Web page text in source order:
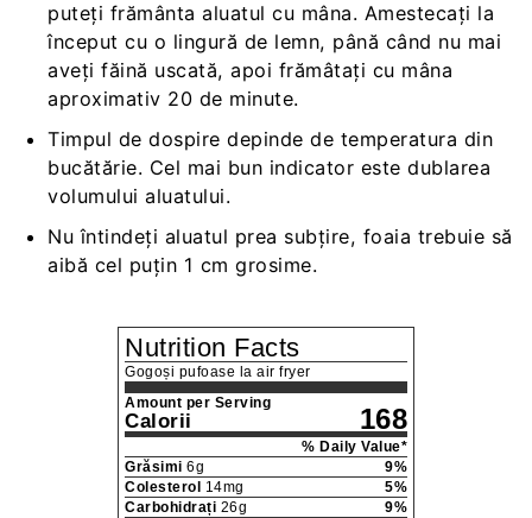
puteți frământa aluatul cu mâna. Amestecați la
început cu o lingură de lemn, până când nu mai
aveți făină uscată, apoi frămâtați cu mâna
aproximativ 20 de minute.
Timpul de dospire depinde de temperatura din
bucătărie. Cel mai bun indicator este dublarea
volumului aluatului.
Nu întindeți aluatul prea subțire, foaia trebuie să
aibă cel puțin 1 cm grosime.
Nutrition Facts
Gogoși pufoase la air fryer
Amount per Serving
Calorii 168
% Daily Value*
Grăsimi 6g 9%
Colesterol
14mg 5%
Carbohidrați 26g 9%